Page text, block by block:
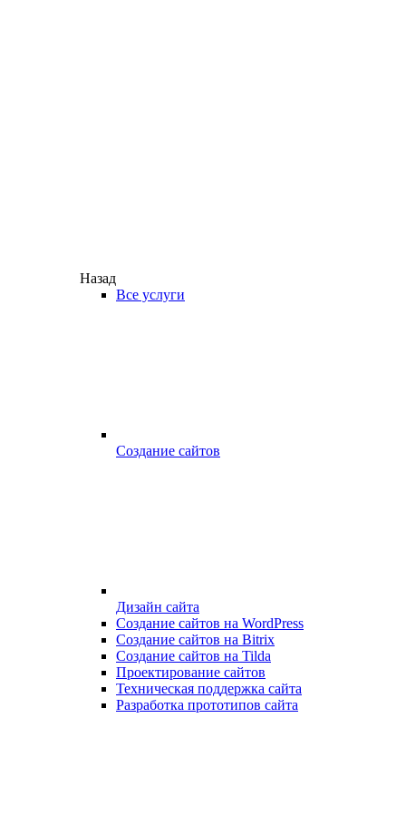
Назад
Все услуги
Создание сайтов
Дизайн сайта
Создание сайтов на WordPress
Создание сайтов на Bitrix
Создание сайтов на Tilda
Проектирование сайтов
Техническая поддержка сайта
Разработка прототипов сайта